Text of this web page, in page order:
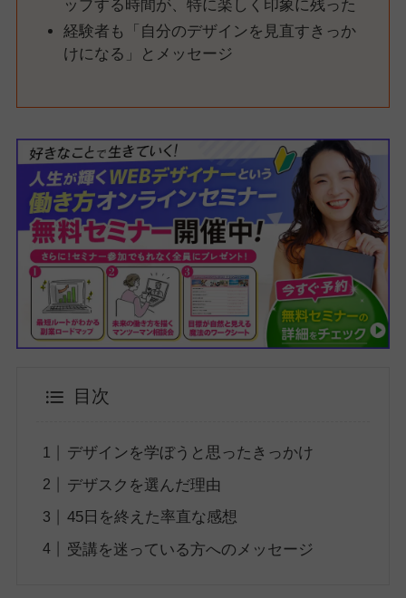
ップする時間が、特に楽しく印象に残った
経験者も「自分のデザインを見直すきっか
けになる」とメッセージ
目次
デザインを学ぼうと思ったきっかけ
デザスクを選んだ理由
45日を終えた率直な感想
受講を迷っている方へのメッセージ